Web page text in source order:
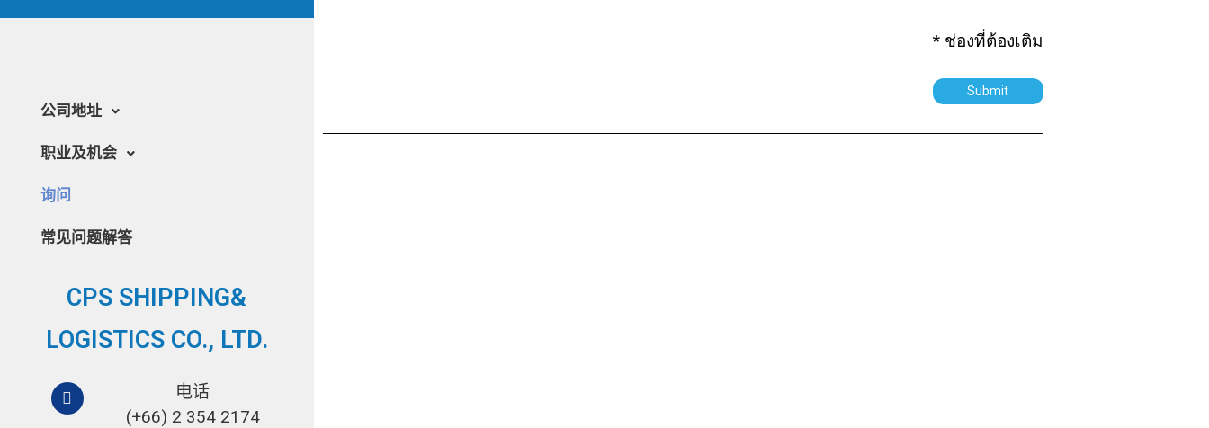
公司地址
职业及机会
询问
常见问题解答
CPS SHIPPING&
LOGISTICS CO., LTD.
电话
(+66) 2 354 2174
* ช่องที่ต้องเติม